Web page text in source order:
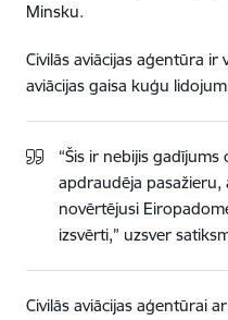
Minsku.
Civilās aviācijas aģentūra
aviācijas gaisa kuģu
“Šis ir nebijis
apdraudēja
novērtējusi
izsvērti,” uzsver
Civilās aviācijas aģentūrai